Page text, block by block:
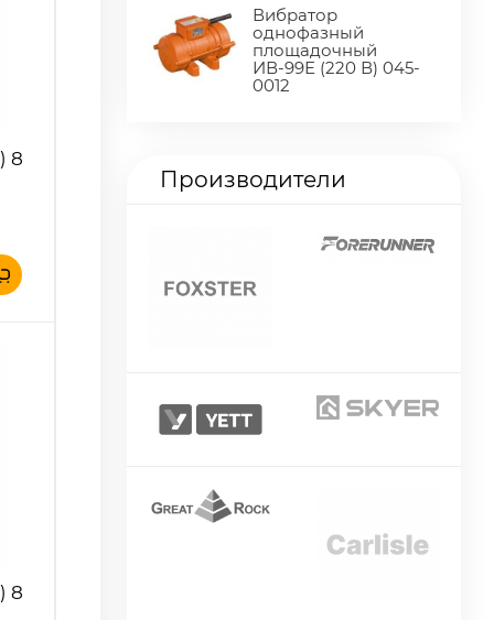
8
8
Вибратор
однофазный
площадочный
ИВ-99Е (220 В) 045-
0012
Производители